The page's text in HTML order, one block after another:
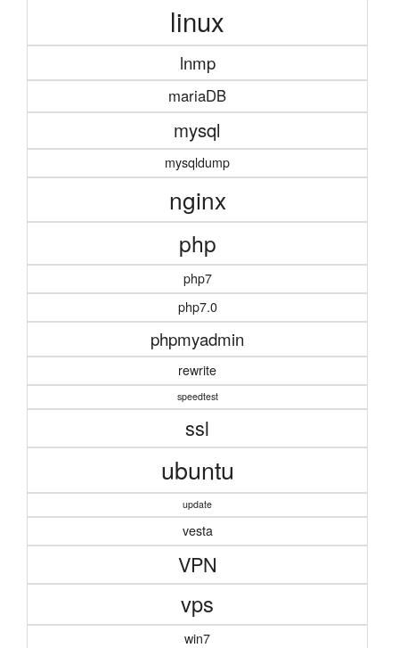
linux
lnmp
mariaDB
mysql
mysqldump
nginx
php
php7
php7.0
phpmyadmin
rewrite
speedtest
ssl
ubuntu
update
vesta
VPN
vps
win7